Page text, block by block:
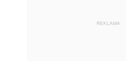
REKLAMA